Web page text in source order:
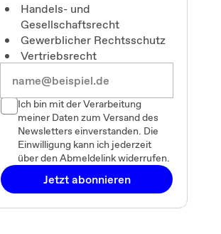
Handels- und
Gesellschaftsrecht
Gewerblicher Rechtsschutz
Vertriebsrecht
Ich bin mit der Verarbeitung
meiner Daten zum Versand des
Newsletters einverstanden. Die
Einwilligung kann ich jederzeit
über den Abmeldelink widerrufen.
Jetzt abonnieren